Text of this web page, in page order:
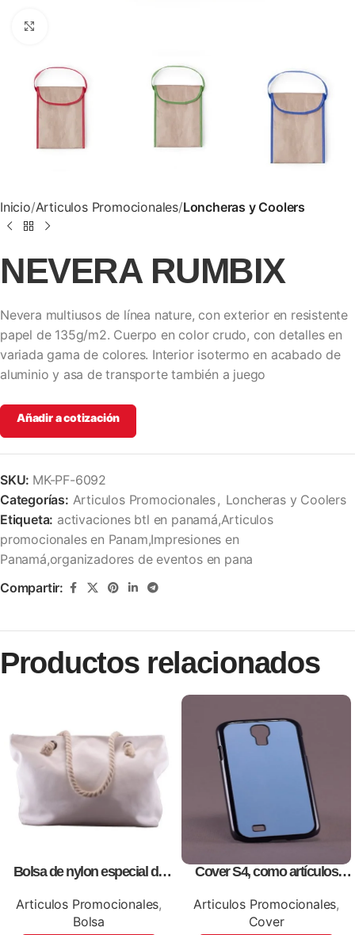
Inicio Articulos Promocionales Loncheras y Coolers
NEVERA RUMBIX
Nevera multiusos de línea nature, con exterior en resistente
papel de 135g/m2. Cuerpo en color crudo, con detalles en
variada gama de colores. Interior isotermo en acabado de
aluminio y asa de transporte también a juego
Añadir a cotización
SKU: MK-PF-6092
Categorías: Articulos Promocionales , Loncheras y Coolers
Etiqueta: activaciones btl en panamá,Articulos
promocionales en Panam,Impresiones en
Panamá,organizadores de eventos en pana
Compartir:
Productos relacionados
Bolsa de nylon especial de
con impresión full color.
Articulos Promocionales,
Bolsa
Cover S4, como artículos
Articulos Promocionales,
Cover